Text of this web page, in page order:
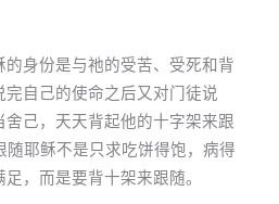
身份是与祂的受苦、受死和背
自己的使命之后又对门徒说
舍己，天天背起他的十字架来跟
随耶稣不是只求吃饼得饱，病得
，而是要背十架来跟随。